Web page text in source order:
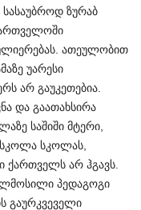
სასაუბროდ ზურაბ
ათეულობით
უარესი
არ გაუკეთებია.
და გაათახსირა
საშიში მტერი,
სკოლა სკოლას,
ქართველს არ ჰგავს.
პედაგოგი
გაურკვეველი